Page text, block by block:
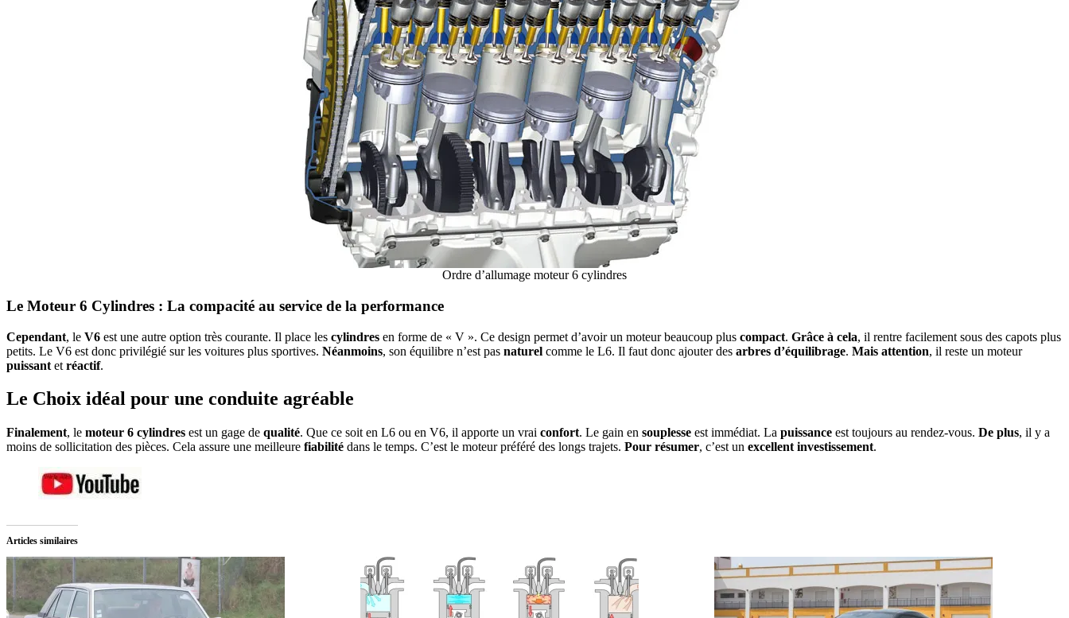
Ordre d’allumage moteur 6 cylindres
Le Moteur 6 Cylindres : La compacité au service de la performance
Cependant, le V6 est une autre option très courante. Il place les cylindres en forme de « V ». Ce design permet d’avoir un moteur beaucoup plus compact. Grâce à cela, il rentre facilement sous des capots plus
petits. Le V6 est donc privilégié sur les voitures plus sportives. Néanmoins, son équilibre n’est pas naturel comme le L6. Il faut donc ajouter des arbres d’équilibrage. Mais attention, il reste un moteur
puissant et réactif.
Le Choix idéal pour une conduite agréable
Finalement, le moteur 6 cylindres est un gage de qualité. Que ce soit en L6 ou en V6, il apporte un vrai confort. Le gain en souplesse est immédiat. La puissance est toujours au rendez-vous. De plus, il y a
moins de sollicitation des pièces. Cela assure une meilleure fiabilité dans le temps. C’est le moteur préféré des longs trajets. Pour résumer, c’est un excellent investissement.
Articles similaires